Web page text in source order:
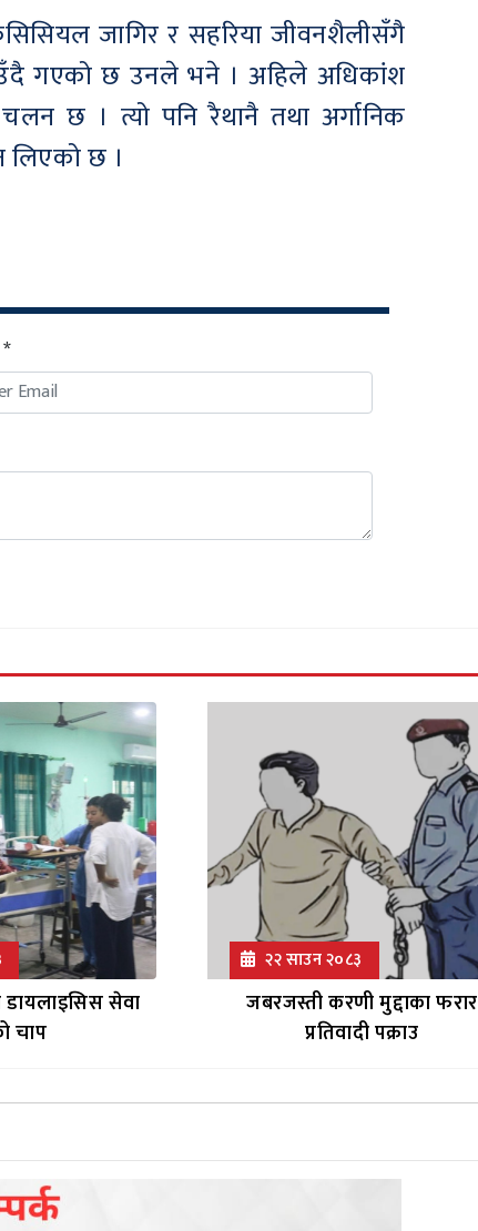
जागिर र सहरिया जीवनशैलीसँगै
गएको छ उनले भने । अहिले अधिकांश
छ । त्यो पनि रैथानै तथा अर्गानिक
लिएको छ ।
डायलाइसिस सेवा
चाप
२२ साउन २०८३
जबरजस्ती करणी मुद्दाका फरार
प्रतिवादी पक्राउ